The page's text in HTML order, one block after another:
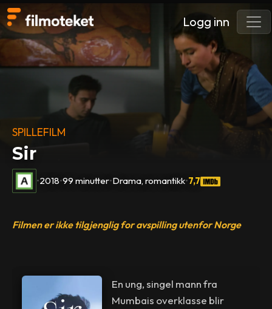
Logg inn
SPILLEFILM
Sir
•2018•99 minutter•Drama, romantikk•7,7
Filmen er ikke tilgjenglig for avspilling utenfor Norge
En ung, singel mann fra
Mumbais overklasse blir